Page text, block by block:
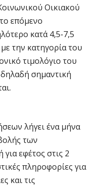
Οικιακού
επόμενο
κατά 4,5-7,5
την κατηγορία του
τιμολόγιο του
σημαντική
λήγει ένα μήνα
των
εφέτος στις 2
πληροφορίες για
και τις